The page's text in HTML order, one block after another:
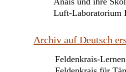
Luft-Laboratorium
Archiv auf Deutsch
Feldenkrais-